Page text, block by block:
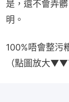
是，還不會弄
明。
100%唔會整污
（點圖放大